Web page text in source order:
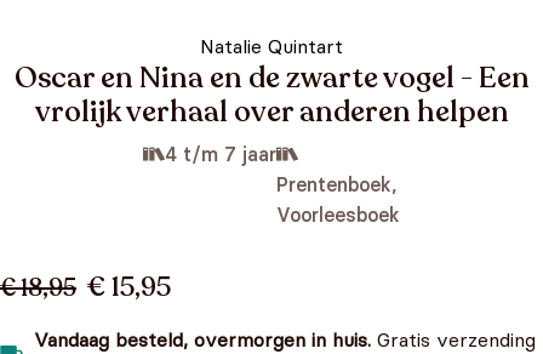
Natalie Quintart
Oscar en Nina en de zwarte vogel - Een
vrolijk verhaal over anderen helpen
4 t/m 7 jaar
Prentenboek,
Voorleesboek
€ 18,95 € 15,95
Vandaag besteld, overmorgen in huis. Gratis verzending